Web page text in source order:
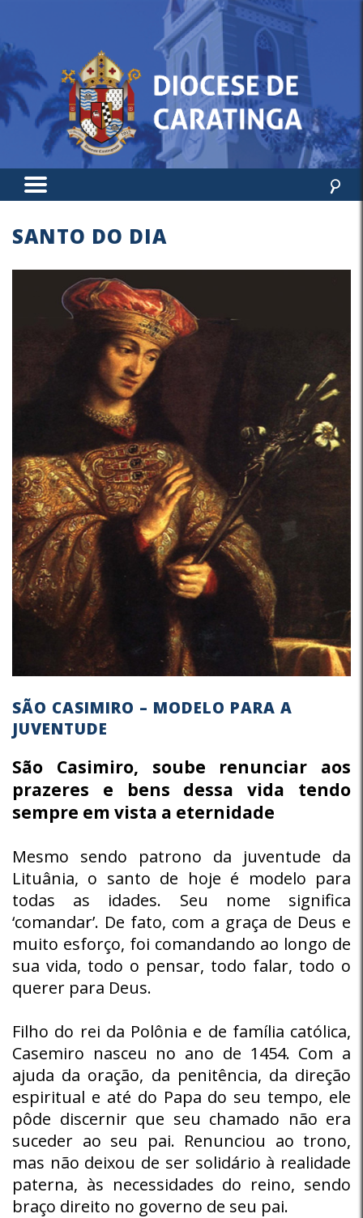
SANTO DO DIA
SÃO CASIMIRO – MODELO PARA A
JUVENTUDE
São Casimiro, soube renunciar aos
prazeres e bens dessa vida tendo
sempre em vista a eternidade
Mesmo sendo patrono da juventude da
Lituânia, o santo de hoje é modelo para
todas as idades. Seu nome significa
‘comandar’. De fato, com a graça de Deus e
muito esforço, foi comandando ao longo de
sua vida, todo o pensar, todo falar, todo o
querer para Deus.
Filho do rei da Polônia e de família católica,
Casemiro nasceu no ano de 1454. Com a
ajuda da oração, da penitência, da direção
espiritual e até do Papa do seu tempo, ele
pôde discernir que seu chamado não era
suceder ao seu pai. Renunciou ao trono,
mas não deixou de ser solidário à realidade
paterna, às necessidades do reino, sendo
braço direito no governo de seu pai.